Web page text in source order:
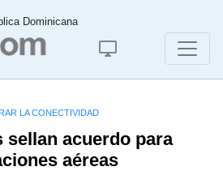
Dominicana
LA CONECTIVIDAD
sellan acuerdo para
aéreas